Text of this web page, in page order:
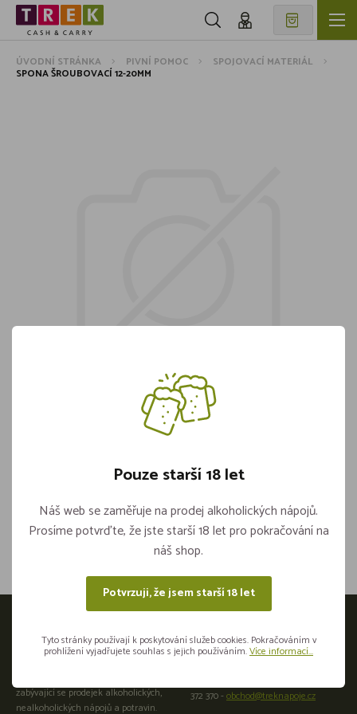
ÚVODNÍ STRÁNKA PIVNÍ POMOC SPOJOVACÍ MATERIÁL
SPONA ŠROUBOVACÍ 12-20MM
Spona šroubovací 12-20mm
Sdílejte na sítích
zabývající se prodejek alkoholických,
nealkoholických nápojů a potravin.
Otevírací doba
372 370 -obchod@treknapoje.cz
Pouze starší 18 let
Náš web se zaměřuje na prodej alkoholických nápojů.
Prosíme potvrďte, že jste starší 18 let pro pokračování na
náš shop.
Potvrzuji, že jsem starší 18 let
Tyto stránky používají k poskytování služeb cookies. Pokračováním v
prohlížení vyjadřujete souhlas s jejich používáním.Více informací...